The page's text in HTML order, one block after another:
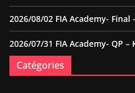
2026/08/02 FIA Academy-
2026/07/31 FIA Academy- QP
Catégories